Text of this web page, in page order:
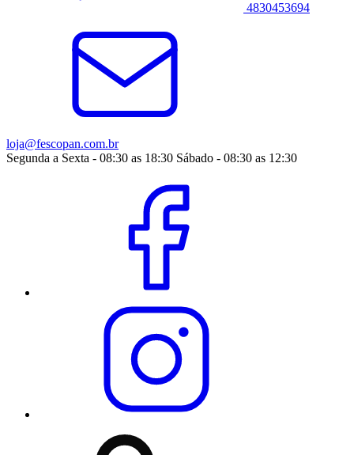
4830453694
loja@fescopan.com.br
Segunda a Sexta - 08:30 as 18:30 Sábado - 08:30 as 12:30